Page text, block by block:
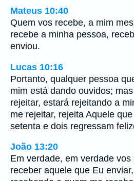
Mateus 10:40
Quem vos recebe, a mim
recebe a minha pessoa,
enviou.
Lucas 10:16
Portanto, qualquer pessoa
mim está dando ouvidos;
rejeitar, estará rejeitando a
me rejeitar, rejeita Aquele
setenta e dois regressam
João 13:20
Em verdade, em verdade
receber aquele que Eu